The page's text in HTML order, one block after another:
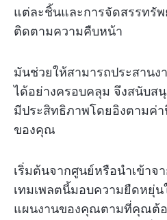
แต่ละชิ้นและการจัดสรรทรัพ
ติดตามความคืบหน้า
มันช่วยให้สามารถประสานง
ได้อย่างครอบคลุม จึงสนับส
มีประสิทธิภาพโดยอิงตามค่
ของคุณ
เริ่มต้นจากศูนย์หรือนำเข้าจ
เทมเพลตนี้มอบความยืดหยุ่น
แผนงานของคุณตามที่คุณต้